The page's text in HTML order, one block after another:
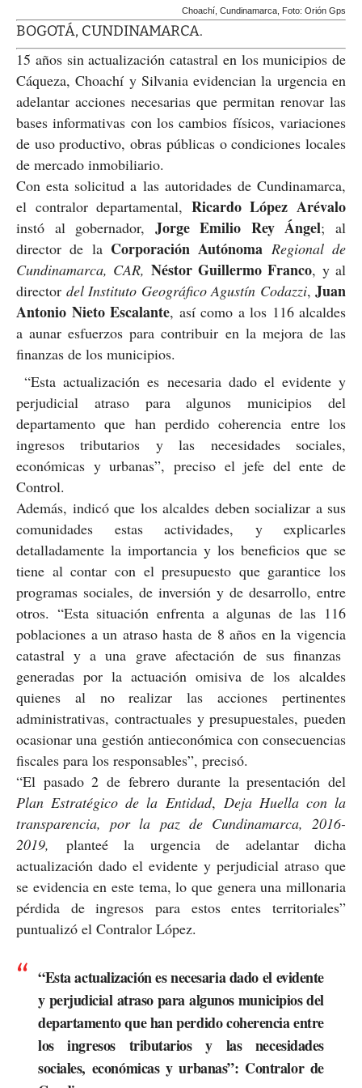
Choachí, Cundinamarca, Foto: Orión Gps
BOGOTÁ, CUNDINAMARCA.
15 años sin actualización catastral en los municipios de
Cáqueza, Choachí y Silvania evidencian la urgencia en
adelantar acciones necesarias que permitan renovar las
bases informativas con los cambios físicos, variaciones
de uso productivo, obras públicas o condiciones locales
de mercado inmobiliario.
Con esta solicitud a las autoridades de Cundinamarca,
el contralor departamental, Ricardo López Arévalo
instó al gobernador, Jorge Emilio Rey Ángel; al
director de la Corporación Autónoma Regional de
Cundinamarca, CAR, Néstor Guillermo Franco, y al
director del Instituto Geográfico Agustín Codazzi, Juan
Antonio Nieto Escalante, así como a los 116 alcaldes
a aunar esfuerzos para contribuir en la mejora de las
finanzas de los municipios.
“Esta actualización es necesaria dado el evidente y
perjudicial atraso para algunos municipios del
departamento que han perdido coherencia entre los
ingresos tributarios y las necesidades sociales,
económicas y urbanas”, preciso el jefe del ente de
Control.
Además, indicó que los alcaldes deben socializar a sus
comunidades estas actividades, y explicarles
detalladamente la importancia y los beneficios que se
tiene al contar con el presupuesto que garantice los
programas sociales, de inversión y de desarrollo, entre
otros. “Esta situación enfrenta a algunas de las 116
poblaciones a un atraso hasta de 8 años en la vigencia
catastral y a una grave afectación de sus finanzas
generadas por la actuación omisiva de los alcaldes
quienes al no realizar las acciones pertinentes
administrativas, contractuales y presupuestales, pueden
ocasionar una gestión antieconómica con consecuencias
fiscales para los responsables”, precisó.
“El pasado 2 de febrero durante la presentación del
Plan Estratégico de la Entidad, Deja Huella con la
transparencia, por la paz de Cundinamarca, 2016-
2019, planteé la urgencia de adelantar dicha
actualización dado el evidente y perjudicial atraso que
se evidencia en este tema, lo que genera una millonaria
pérdida de ingresos para estos entes territoriales”
puntualizó el Contralor López.
“Esta actualización es necesaria dado el evidente
y perjudicial atraso para algunos municipios del
departamento que han perdido coherencia entre
los ingresos tributarios y las necesidades
sociales, económicas y urbanas”: Contralor de